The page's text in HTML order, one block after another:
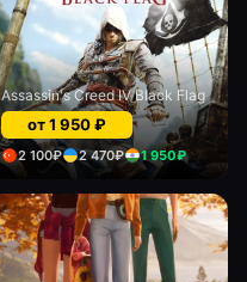
Assassin's Creed IV Black Flag
от1 950₽
2 100₽ 2 470₽ 1 950₽